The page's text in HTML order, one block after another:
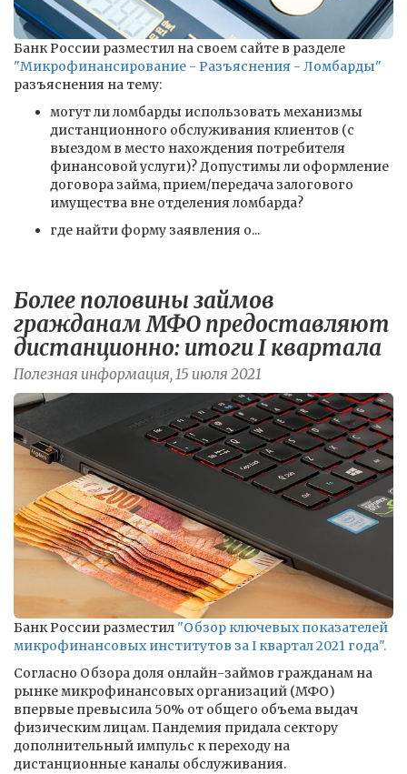
Банк России разместил на своем сайте в разделе
"Микрофинансирование - Разъяснения - Ломбарды"
разъяснения на тему:
могут ли ломбарды использовать механизмы
дистанционного обслуживания клиентов (с
выездом в место нахождения потребителя
финансовой услуги)? Допустимы ли оформление
договора займа, прием/передача залогового
имущества вне отделения ломбарда?
где найти форму заявления о...
Более половины займов
гражданам МФО предоставляют
дистанционно: итоги I квартала
Полезная информация, 15 июля 2021
Банк России разместил "Обзор ключевых показателей
микрофинансовых институтов за I квартал 2021 года".
Согласно Обзора доля онлайн-займов гражданам на
рынке микрофинансовых организаций (МФО)
впервые превысила 50% от общего объема выдач
физическим лицам. Пандемия придала сектору
дополнительный импульс к переходу на
дистанционные каналы обслуживания.